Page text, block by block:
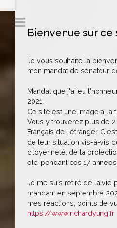
Bienvenue sur ce
Je vous souhaite la
mon mandat de sénateur
Mandat que j'ai eu
2021.
Ce site est une image à la
Vous y trouverez plus de
Français de l'étranger.
de leur situation vis-à-vis
citoyenneté, de la
etc. pendant ces 17 années.
Je me suis retiré de la vie
mandant en septembre
mes réactions, points de
https://www.richardyung.fr